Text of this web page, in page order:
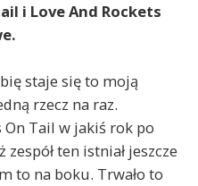
i Love And Rockets
staje się to moją
rzecz na raz.
On Tail w jakiś rok po
ten istniał jeszcze
to na boku. Trwało to